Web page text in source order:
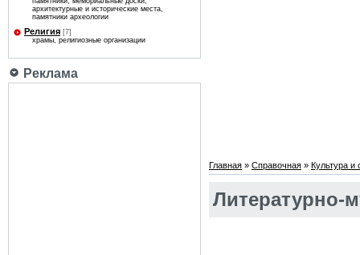
архитектурные и исторические места,
памятники археологии
Религия [7]
храмы, религиозные организации
Реклама
Главная » Справочная » Культура и
Литературно-